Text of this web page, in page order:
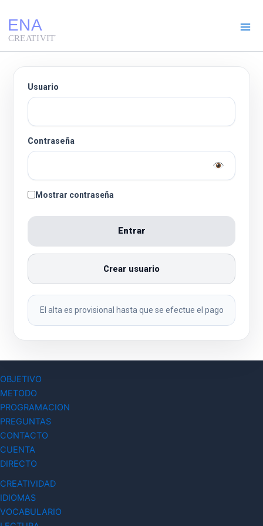
contenido
Usuario
Contraseña
Mostrar contraseña
Entrar
Crear usuario
El alta es provisional hasta que se efectue el pago
OBJETIVO
METODO
PROGRAMACION
PREGUNTAS
CONTACTO
CUENTA
DIRECTO
CREATIVIDAD
IDIOMAS
VOCABULARIO